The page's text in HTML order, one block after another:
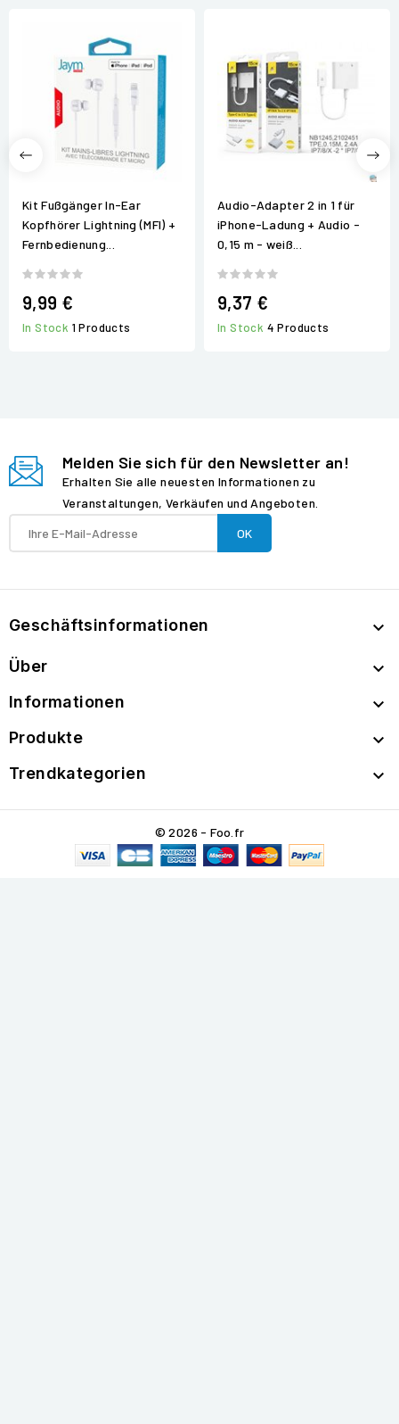
Kit Fußgänger In-Ear
Kopfhörer Lightning (MFI) +
Fernbedienung...
9,99 €
In Stock 1 Products
Audio-Adapter 2 in 1 für
iPhone-Ladung + Audio -
0,15 m - weiß...
9,37 €
In Stock 4 Products
Melden Sie sich für den Newsletter an!
Erhalten Sie alle neuesten Informationen zu
Veranstaltungen, Verkäufen und Angeboten.
Geschäftsinformationen 
Über 
Informationen 
Produkte 
Trendkategorien 
© 2026 - Foo.fr